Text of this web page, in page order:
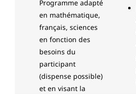
Programme adapté
en mathématique,
français, sciences
en fonction des
besoins du
participant
(dispense possible)
et en visant la